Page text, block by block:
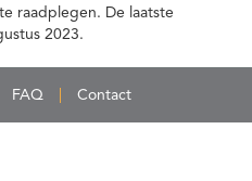
raadplegen. De laatste
2023.
FAQ Contact